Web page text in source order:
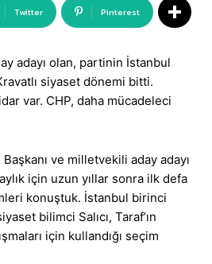
Twitter Pinterest
adayı olan, partinin İstanbul
siyaset dönemi bitti.
var. CHP, daha mücadeleci
ve milletvekili aday adayı
için uzun yıllar sonra ilk defa
konuştuk. İstanbul birinci
bilimci Salıcı, Taraf’ın
için kullandığı seçim